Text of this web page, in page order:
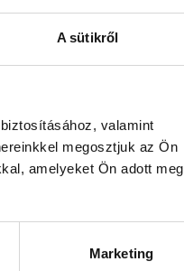
A sütikről
valamint
megosztjuk az Ön
amelyeket Ön adott meg
Marketing
Gouna